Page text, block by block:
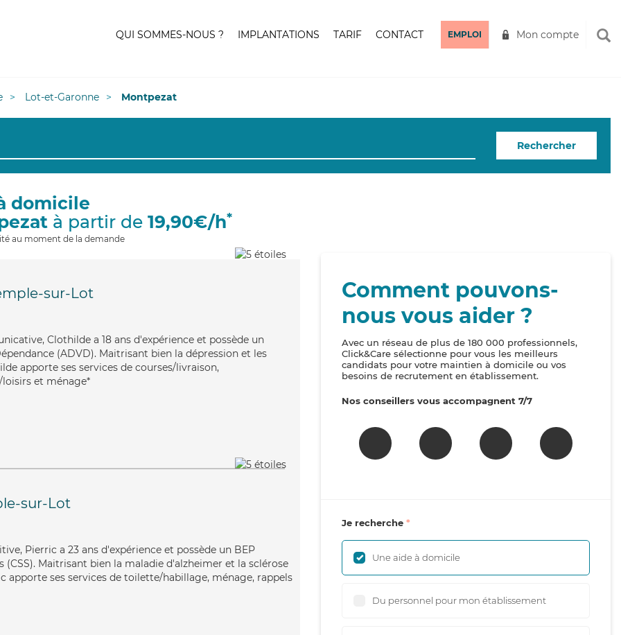
QUI SOMMES-NOUS ? IMPLANTATIONS TARIF CONTACT EMPLOI Mon compte
Lot-et-Garonne Montpezat
Rechercher
domicile
à partir de 19,90€/h*
au moment de la demande
sur-Lot
Clothilde a 18 ans d'expérience et possède un
(ADVD). Maitrisant bien la dépression et les
apporte ses services de courses/livraison,
loisirs et ménage*
sur-Lot
Pierric a 23 ans d'expérience et possède un BEP
(CSS). Maitrisant bien la maladie d'alzheimer et la sclérose
apporte ses services de toilette/habillage, ménage, rappels
Comment pouvons-
nous vous aider ?
Avec un réseau de plus de 180 000 professionnels,
Click&Care sélectionne pour vous les meilleurs
candidats pour votre maintien à domicile ou vos
besoins de recrutement en établissement.
Nos conseillers vous accompagnent 7/7
Je recherche
Une aide à domicile
Du personnel pour mon établissement